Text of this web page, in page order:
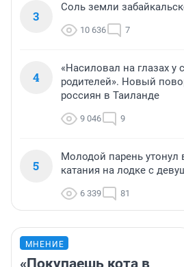
3
Соль земли
10 636 7
4
«Насиловал на глазах у
родителей». Новый
россиян в Таиланде
9 046 9
5
Молодой парень утонул
катания на лодке с
6 339 81
МНЕНИЕ
«Покупаешь кота в